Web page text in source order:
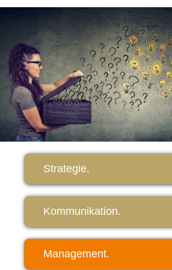
Strategie.
Kommunikation.
Management.